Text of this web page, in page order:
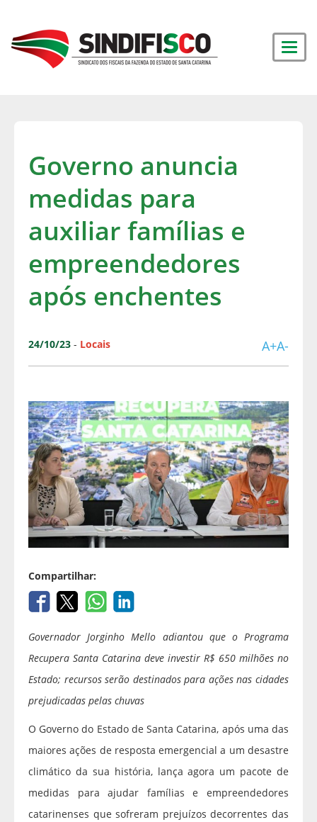
Governo anuncia
medidas para
auxiliar famílias e
empreendedores
após enchentes
24/10/23 - Locais A+A-
Compartilhar:
Governador Jorginho Mello adiantou que o Programa
Recupera Santa Catarina deve investir R$ 650 milhões no
Estado; recursos serão destinados para ações nas cidades
prejudicadas pelas chuvas
O Governo do Estado de Santa Catarina, após uma das
maiores ações de resposta emergencial a um desastre
climático da sua história, lança agora um pacote de
medidas para ajudar famílias e empreendedores
catarinenses que sofreram prejuízos decorrentes das